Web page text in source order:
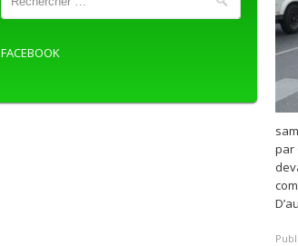
par
FACEBOOK